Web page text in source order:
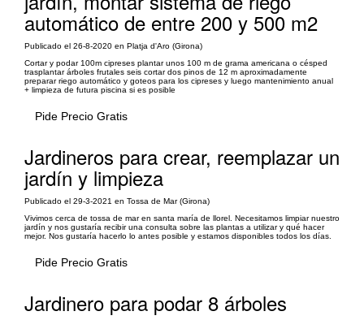
automático de entre 200 y 500 m2
Publicado el 26-8-2020 en Platja d'Aro (Girona)
Cortar y podar 100m cipreses plantar unos 100 m de grama americana o césped
trasplantar árboles frutales seis cortar dos pinos de 12 m aproximadamente
preparar riego automático y goteos para los cipreses y luego mantenimiento anual
+ limpieza de futura piscina si es posible
Pide Precio Gratis
Jardineros para crear, reemplazar un
jardín y limpieza
Publicado el 29-3-2021 en Tossa de Mar (Girona)
Vivimos cerca de tossa de mar en santa maría de llorel. Necesitamos limpiar nuestro
jardín y nos gustaría recibir una consulta sobre las plantas a utilizar y qué hacer
mejor. Nos gustaría hacerlo lo antes posible y estamos disponibles todos los días.
Pide Precio Gratis
Jardinero para podar 8 árboles